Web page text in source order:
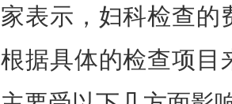
家表示，妇科检查的
根据具体的检查项目